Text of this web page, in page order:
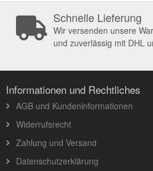
Schnelle Lieferung
Wir versenden unsere
und zuverlässig mit DHL
Informationen und Rechtliches
AGB und Kundeninformationen
Widerrufsrecht
Zahlung und Versand
Datenschutzerklärung